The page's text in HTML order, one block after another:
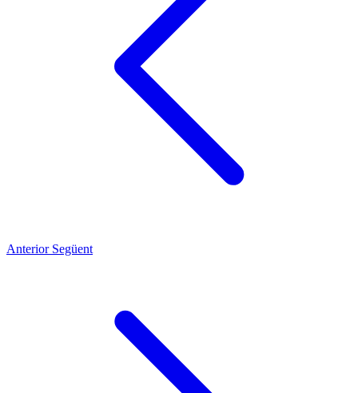
Anterior Següent